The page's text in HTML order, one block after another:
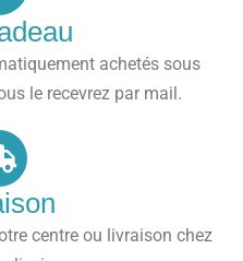
achetés sous
le recevrez par mail.
centre ou livraison chez